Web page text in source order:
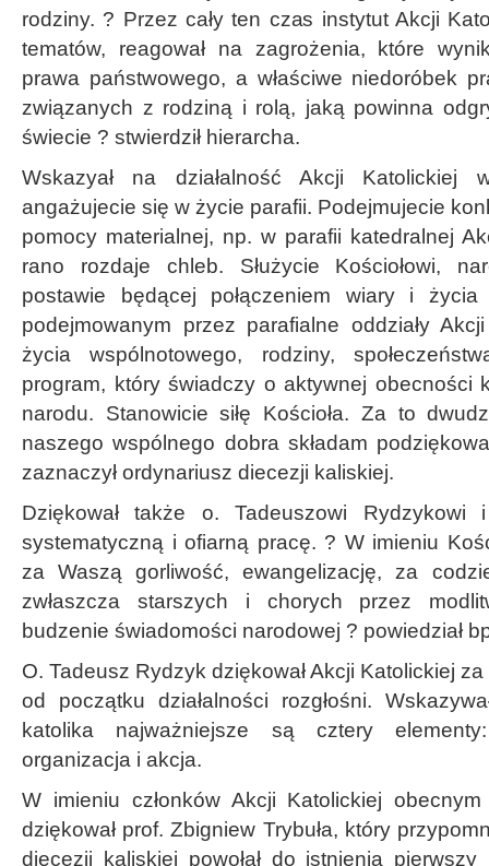
rodziny. ? Przez cały ten czas instytut Akcji
tematów, reagował na zagrożenia, które
prawa państwowego, a właściwe niedoróbek
związanych z rodziną i rolą, jaką powinna
świecie ? stwierdził hierarcha.
Wskazyał na działalność Akcji Katolickiej
angażujecie się w życie parafii. Podejmujecie
pomocy materialnej, np. w parafii katedralnej
rano rozdaje chleb. Służycie Kościołowi,
postawie będącej połączeniem wiary i życia
podejmowanym przez parafialne oddziały
życia wspólnotowego, rodziny,
program, który świadczy o aktywnej obecności
narodu. Stanowicie siłę Kościoła. Za to
naszego wspólnego dobra składam
zaznaczył ordynariusz diecezji kaliskiej.
Dziękował także o. Tadeuszowi Rydzykowi
systematyczną i ofiarną pracę. ? W imieniu
za Waszą gorliwość, ewangelizację, za
zwłaszcza starszych i chorych przez
budzenie świadomości narodowej ? powiedział
O. Tadeusz Rydzyk dziękował Akcji Katolickiej
od początku działalności rozgłośni.
katolika najważniejsze są cztery
organizacja i akcja.
W imieniu członków Akcji Katolickiej
dziękował prof. Zbigniew Trybuła, który
diecezji kaliskiej powołał do istnienia pierwszy